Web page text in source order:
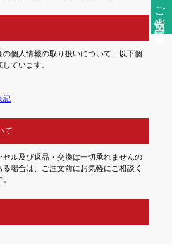
ご注文前の確認事項
個人情報の取り扱いについて、以下個
ています。
記
て
ル及び返品・交換は一切承れませんの
場合は、ご注文前にお気軽にご相談く